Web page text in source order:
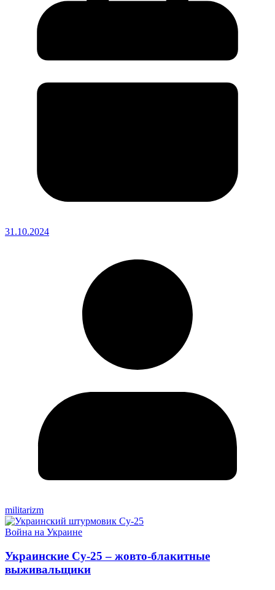
31.10.2024
militarizm
Война на Украине
Украинские Су-25 – жовто-блакитные
выживальщики